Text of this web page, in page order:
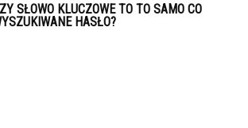
SŁOWO KLUCZOWE TO TO SAMO CO
HASŁO?